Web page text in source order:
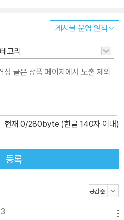
게시물 운영 원칙
고리
현재 0/280byte (한글 140자 이내)
등록